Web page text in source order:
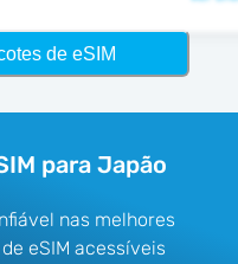
de eSIM
para Japão
nas melhores
eSIM acessíveis